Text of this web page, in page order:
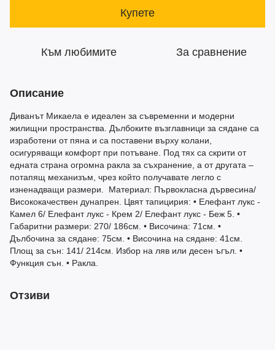
Купете
Към любимите За сравнение
Описание
Диванът Микаела е идеален за съвременни и модерни
жилищни пространства. Дълбоките възглавници за сядане са
изработени от пяна и са поставени върху колани,
осигуряващи комфорт при потъване. Под тях са скрити от
едната страна огромна ракла за съхранение, а от другата –
потапящ механизъм, чрез който получавате легло с
изненадващи размери. Материал: Първокласна дървесина/
Висококачествен дунапрен. Цвят тапицирия: • Елефант лукс -
Камел 6/ Елефант лукс - Крем 2/ Елефант лукс - Беж 5. •
Габаритни размери: 270/ 186см. • Височина: 71см. •
Дълбочина за сядане: 75см. • Височина на сядане: 41см.
Площ за сън: 141/ 214см. Избор на ляв или десен ъгъл. •
Функция сън. • Ракла.
Отзиви